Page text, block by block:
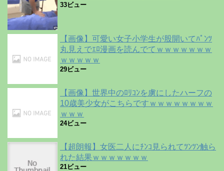
33ビュー
【画像】可愛い女子小学生が股開いてﾊﾟﾝﾂ
丸見えでｴﾛ漫画を読んでてｗｗｗｗｗｗｗ
ｗｗｗｗｗ
29ビュー
【画像】世界中のﾛﾘｺﾝを虜にしたハーフの
10歳美少女がこちらですｗｗｗｗｗｗｗｗ
ｗｗｗ
24ビュー
【超朗報】女医二人にﾁﾝｺ見られてﾂﾝﾂﾝ触ら
れた結果ｗｗｗｗｗｗｗ
21ビュー